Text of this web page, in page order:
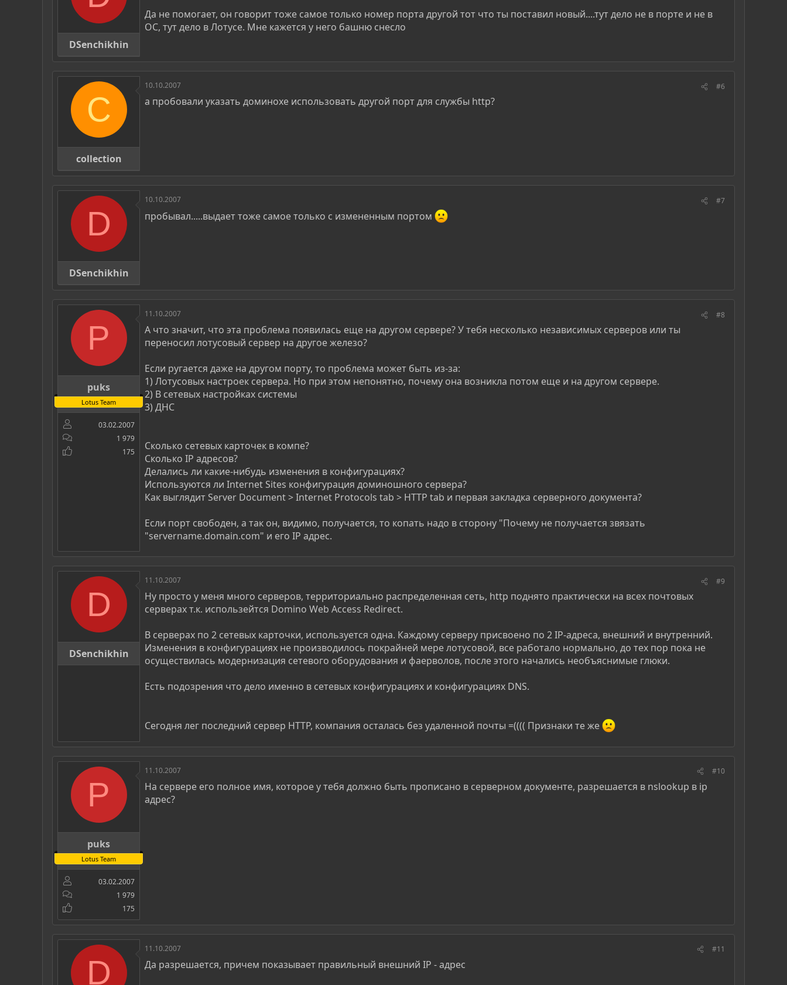
DSenchikhin
Да не помогает, он говорит тоже самое только номер порта другой тот что ты поставил новый....тут дело не в порте и не в
ОС, тут дело в Лотусе. Мне кажется у него башню снесло
C
collection
10.10.2007 #6
а пробовали указать доминохе использовать другой порт для службы http?
D
DSenchikhin
10.10.2007 #7
пробывал.....выдает тоже самое только с измененным портом
P
puks
Lotus Team
03.02.2007
1 979
175
11.10.2007 #8
А что значит, что эта проблема появилась еще на другом сервере? У тебя несколько независимых серверов или ты
переносил лотусовый сервер на другое железо?
Если ругается даже на другом порту, то проблема может быть из-за:
1) Лотусовых настроек сервера. Но при этом непонятно, почему она возникла потом еще и на другом сервере.
2) В сетевых настройках системы
3) ДНС
Сколько сетевых карточек в компе?
Сколько IP адресов?
Делались ли какие-нибудь изменения в конфигурациях?
Используются ли Internet Sites конфигурация доминошного сервера?
Как выглядит Server Document > Internet Protocols tab > HTTP tab и первая закладка серверного документа?
Если порт свободен, а так он, видимо, получается, то копать надо в сторону "Почему не получается звязать
"servername.domain.com" и его IP адрес.
D
DSenchikhin
11.10.2007 #9
Ну просто у меня много серверов, территориально распределенная сеть, http поднято практически на всех почтовых
серверах т.к. использейтся Domino Web Access Redirect.
В серверах по 2 сетевых карточки, используется одна. Каждому серверу присвоено по 2 IP-адреса, внешний и внутренний.
Изменения в конфигурациях не производилось покрайней мере лотусовой, все работало нормально, до тех пор пока не
осуществилась модернизация сетевого оборудования и фаерволов, после этого начались необъяснимые глюки.
Есть подозрения что дело именно в сетевых конфигурациях и конфигурациях DNS.
Сегодня лег последний сервер HTTP, компания осталась без удаленной почты =(((( Признаки те же
P
puks
Lotus Team
03.02.2007
1 979
175
11.10.2007 #10
На сервере его полное имя, которое у тебя должно быть прописано в серверном документе, разрешается в nslookup в ip
адрес?
D
11.10.2007 #11
Да разрешается, причем показывает правильный внешний IP - адрес